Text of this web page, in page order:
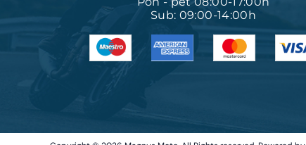
Sub: 09:00-14:00h